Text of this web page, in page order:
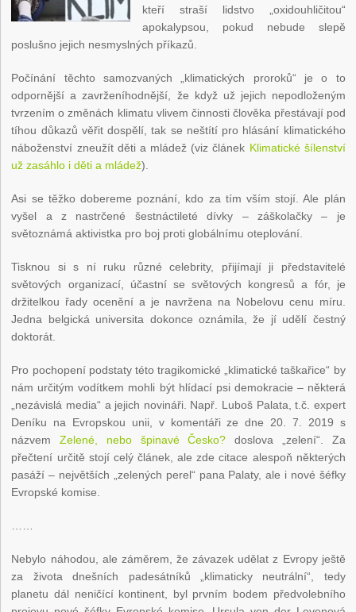
kteří straší lidstvo „oxidouhličitou“
apokalypsou, pokud nebude slepě
poslušno jejich nesmyslných příkazů.
Počínání těchto samozvaných „klimatických proroků“ je o to
odpornější a zavrženíhodnější, že když už jejich nepodloženým
tvrzením o změnách klimatu vlivem činnosti člověka přestávají pod
tíhou důkazů věřit dospělí, tak se neštítí pro hlásání klimatického
náboženství zneužít děti a mládež (viz článek Klimatické šílenství
už zasáhlo i děti a mládež).
Asi se těžko dobereme poznání, kdo za tím vším stojí. Ale plán
vyšel a z nastrčené šestnáctileté dívky – záškolačky – je
světoznámá aktivistka pro boj proti globálnímu oteplování.
Tisknou si s ní ruku různé celebrity, přijímají ji představitelé
světových organizací, účastní se světových kongresů a fór, je
držitelkou řady ocenění a je navržena na Nobelovu cenu míru.
Jedna belgická universita dokonce oznámila, že jí udělí čestný
doktorát.
Pro pochopení podstaty této tragikomické „klimatické taškařice“ by
nám určitým vodítkem mohli být hlídací psi demokracie – některá
„nezávislá media“ a jejich novináři. Např. Luboš Palata, t.č. expert
Deníku na Evropskou unii, v komentáři ze dne 20. 7. 2019 s
názvemZelené, nebo špinavé Česko? doslova „zelení“. Za
přečtení určitě stojí celý článek, ale zde citace alespoň některých
pasáží – největších „zelených perel“ pana Palaty, ale i nové šéfky
Evropské komise.
……
Nebylo náhodou, ale záměrem, že závazek udělat z Evropy ještě
za života dnešních padesátníků „klimaticky neutrální“, tedy
planetu dál neničící kontinent, byl prvním bodem předvolebního